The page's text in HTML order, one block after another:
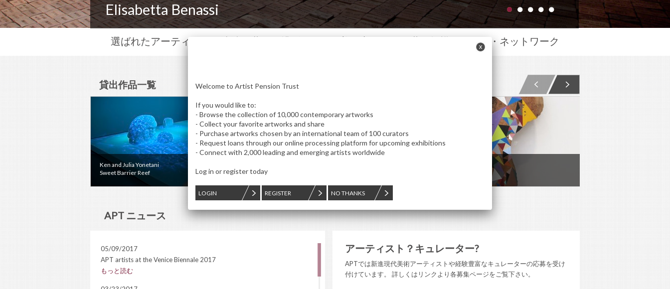
Elisabetta Benassi
選ばれたアーティストを地域と世界に繋げる、現代美術家のための世界規模トラスト・ネットワーク
貸出作品一覧
Ken and Julia Yonetani
Sweet Barrier Reef
APT ニュース
05/09/2017
APT artists at the Venice Biennale 2017
もっと読む
アーティスト？キュレーター?
APTでは新進現代美術アーティストや経験豊富なキュレーターの応募を受け
付けています。 詳しくはリンクより各募集ページをご覧下さい。
Welcome to Artist Pension Trust
If you would like to:
- Browse the collection of 10,000 contemporary artworks
- Collect your favorite artworks and share
- Purchase artworks chosen by an international team of 100 curators
- Request loans through our online processing platform for upcoming exhibitions
- Connect with 2,000 leading and emerging artists worldwide
Log in or register today
LOGIN REGISTER NO THANKS